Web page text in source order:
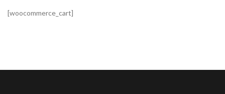
[woocommerce_cart]